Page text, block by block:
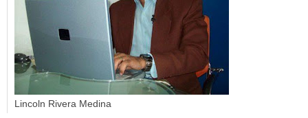
Lincoln Rivera Medina